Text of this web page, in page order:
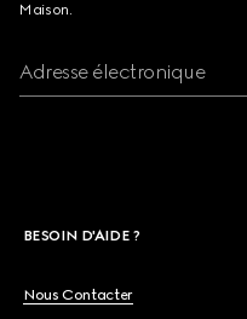
Maison.
Adresse électronique
BESOIN D'AIDE ?
Nous Contacter